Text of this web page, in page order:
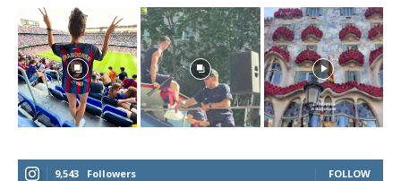
9,543 Followers FOLLOW